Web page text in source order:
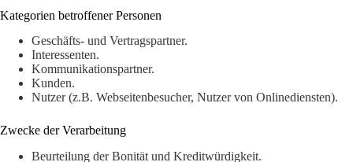
Kategorien betroffener Personen
Geschäfts- und Vertragspartner.
Interessenten.
Kommunikationspartner.
Kunden.
Nutzer (z.B. Webseitenbesucher, Nutzer von Onlinediensten).
Zwecke der Verarbeitung
Beurteilung der Bonität und Kreditwürdigkeit.